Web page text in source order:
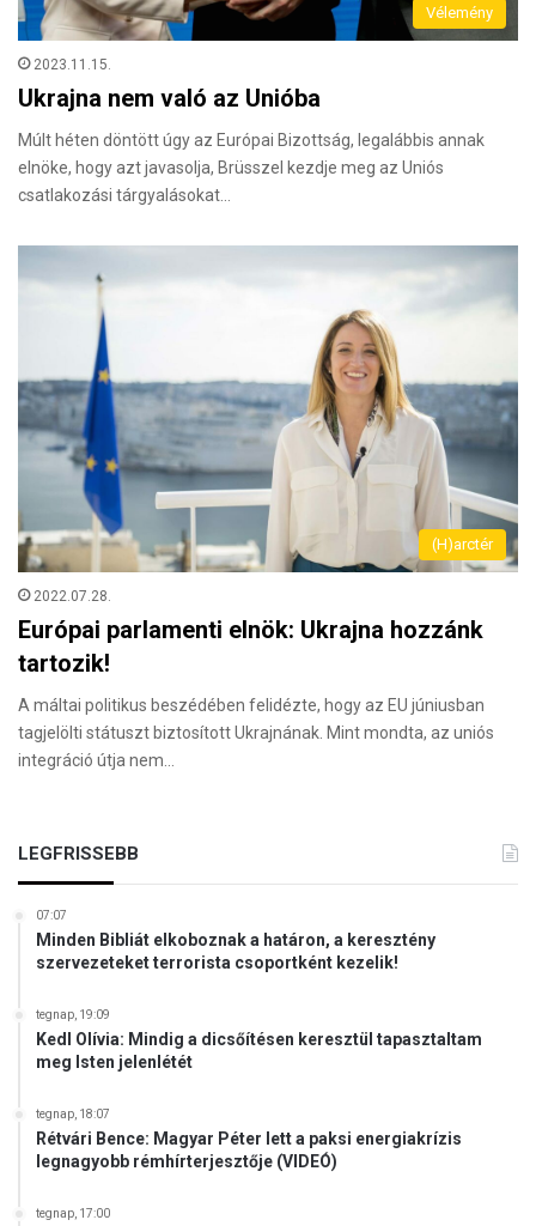
Vélemény
2023.11.15.
Ukrajna nem való az Unióba
Múlt héten döntött úgy az Európai Bizottság, legalábbis annak
elnöke, hogy azt javasolja, Brüsszel kezdje meg az Uniós
csatlakozási tárgyalásokat…
(H)arctér
2022.07.28.
Európai parlamenti elnök: Ukrajna hozzánk
tartozik!
A máltai politikus beszédében felidézte, hogy az EU júniusban
tagjelölti státuszt biztosított Ukrajnának. Mint mondta, az uniós
integráció útja nem…
LEGFRISSEBB
07:07
Minden Bibliát elkoboznak a határon, a keresztény
szervezeteket terrorista csoportként kezelik!
tegnap, 19:09
Kedl Olívia: Mindig a dicsőítésen keresztül tapasztaltam
meg Isten jelenlétét
tegnap, 18:07
Rétvári Bence: Magyar Péter lett a paksi energiakrízis
legnagyobb rémhírterjesztője (VIDEÓ)
tegnap, 17:00